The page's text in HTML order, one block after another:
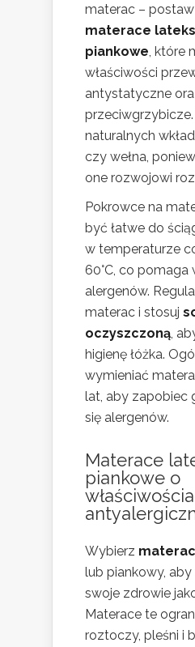
materac –
materace
piankowe, które
właściwości
antystatyczne
przeciwgrzybicze.
naturalnych
czy wełna,
one rozwojowi
Pokrowce na
być łatwe do
w temperaturze
60°C, co pomaga
alergenów.
materac i stosuj
oczyszczoną,
higienę łóżka.
wymieniać
lat, aby zapobiec
się alergenów.
Materace
piankowe o
Wybierz materac
lub piankowy, aby
swoje zdrowie
Materace te
roztoczy, pleśni i